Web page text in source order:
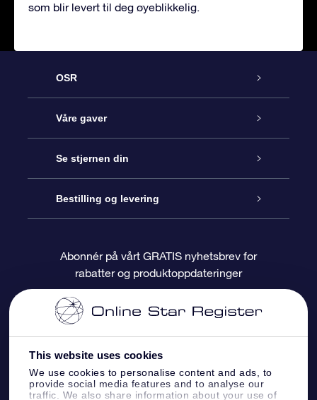
This website uses cookies
We use cookies to personalise content and ads, to
provide social media features and to analyse our
traffic. We also share information about your use of
som blir levert til deg øyeblikkelig.
OSR
Kundeservice
Kontakt oss
Bloggen
Anmeldelser
Våre gaver
Online Stjernegave
OSR Gavepakke
OSR-gavekortet
Bedriftsgaver
Se stjernen din
Star Register
Pesontilpasset stjerneside
One Million Stars
OSR Starsaver
Fly me to the Stars VR-app
Bestilling og levering
Betalingsinformasjon
Fraktinformasjon
Returpolicy
Stjernebildene
Abonnér på vårt GRATIS nyhetsbrev for
rabatter og produktoppdateringer